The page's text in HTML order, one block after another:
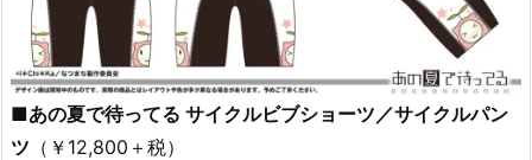
■あの夏で待ってる サイクルビブショーツ／サイクルパン
ツ （￥12,800＋税）